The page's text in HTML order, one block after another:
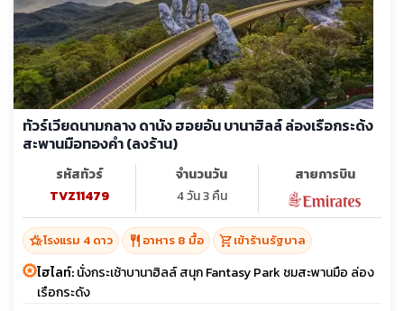
ทัวร์เวียดนามกลาง ดานัง ฮอยอัน บานาฮิลล์ ล่องเรือกระด้ง
สะพานมือทองคำ (ลงร้าน)
รหัสทัวร์
TVZ11479
จำนวนวัน
4 วัน 3 คืน
สายการบิน
hotel_classโรงแรม 4 ดาว restaurant อาหาร 8 มื้อ shopping_cartเข้าร้านรัฐบาล
ไฮไลท์:นั่งกระเช้าบานาฮิลล์ สนุก Fantasy Park ชมสะพานมือ ล่อง
เรือกระดัง